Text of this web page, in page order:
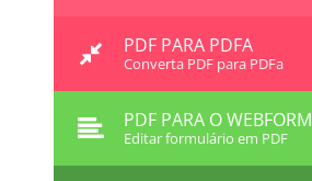
PDF PARA PDFA
Converta PDF para PDFa
PDF PARA O WEBFORM
Editar formulário em PDF